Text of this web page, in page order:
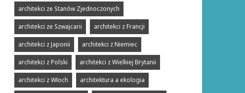
architekci ze Stanów Zjednoczonych
architekci ze Szwajcarii architekci z Francji
architekci z Japonii architekci z Niemiec
architekci z Polski architekci z Wielkiej Brytanii
architekci z Włoch architektura a ekologia